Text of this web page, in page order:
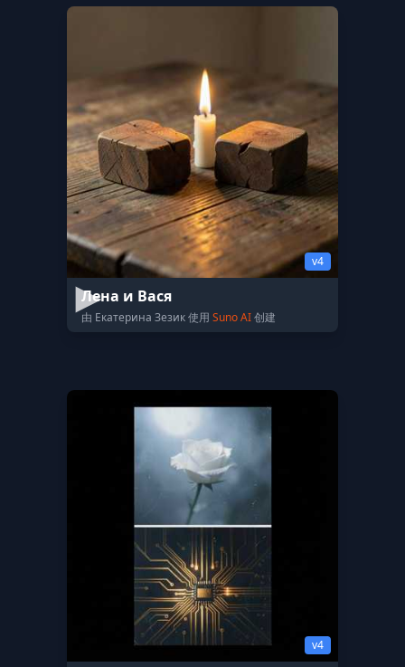
v4
Лена и Вася
由 Екатерина Зезик 使用 Suno AI创建
v4